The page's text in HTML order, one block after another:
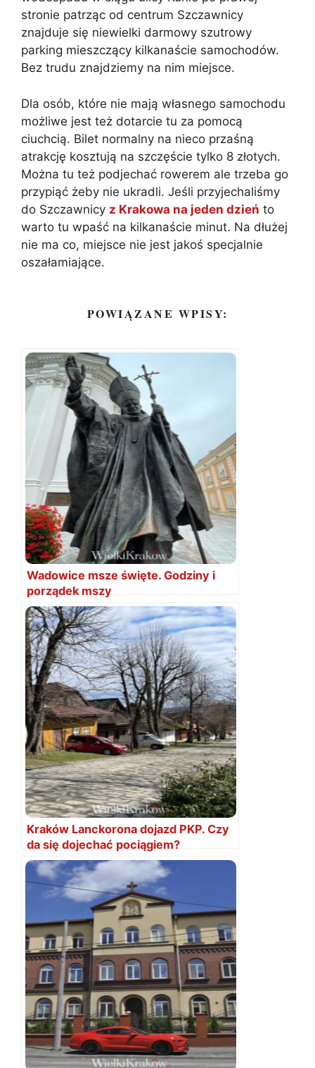
stronie patrząc od centrum Szczawnicy
znajduje się niewielki darmowy szutrowy
parking mieszczący kilkanaście samochodów.
Bez trudu znajdziemy na nim miejsce.
Dla osób, które nie mają własnego samochodu
możliwe jest też dotarcie tu za pomocą
ciuchcią. Bilet normalny na nieco przaśną
atrakcję kosztują na szczęście tylko 8 złotych.
Można tu też podjechać rowerem ale trzeba go
przypiąć żeby nie ukradli. Jeśli przyjechaliśmy
do Szczawnicy z Krakowa na jeden dzień to
warto tu wpaść na kilkanaście minut. Na dłużej
nie ma co, miejsce nie jest jakoś specjalnie
oszałamiające.
POWIĄZANE WPISY:
Wadowice msze święte. Godziny i
porządek mszy
Kraków Lanckorona dojazd PKP. Czy
da się dojechać pociągiem?